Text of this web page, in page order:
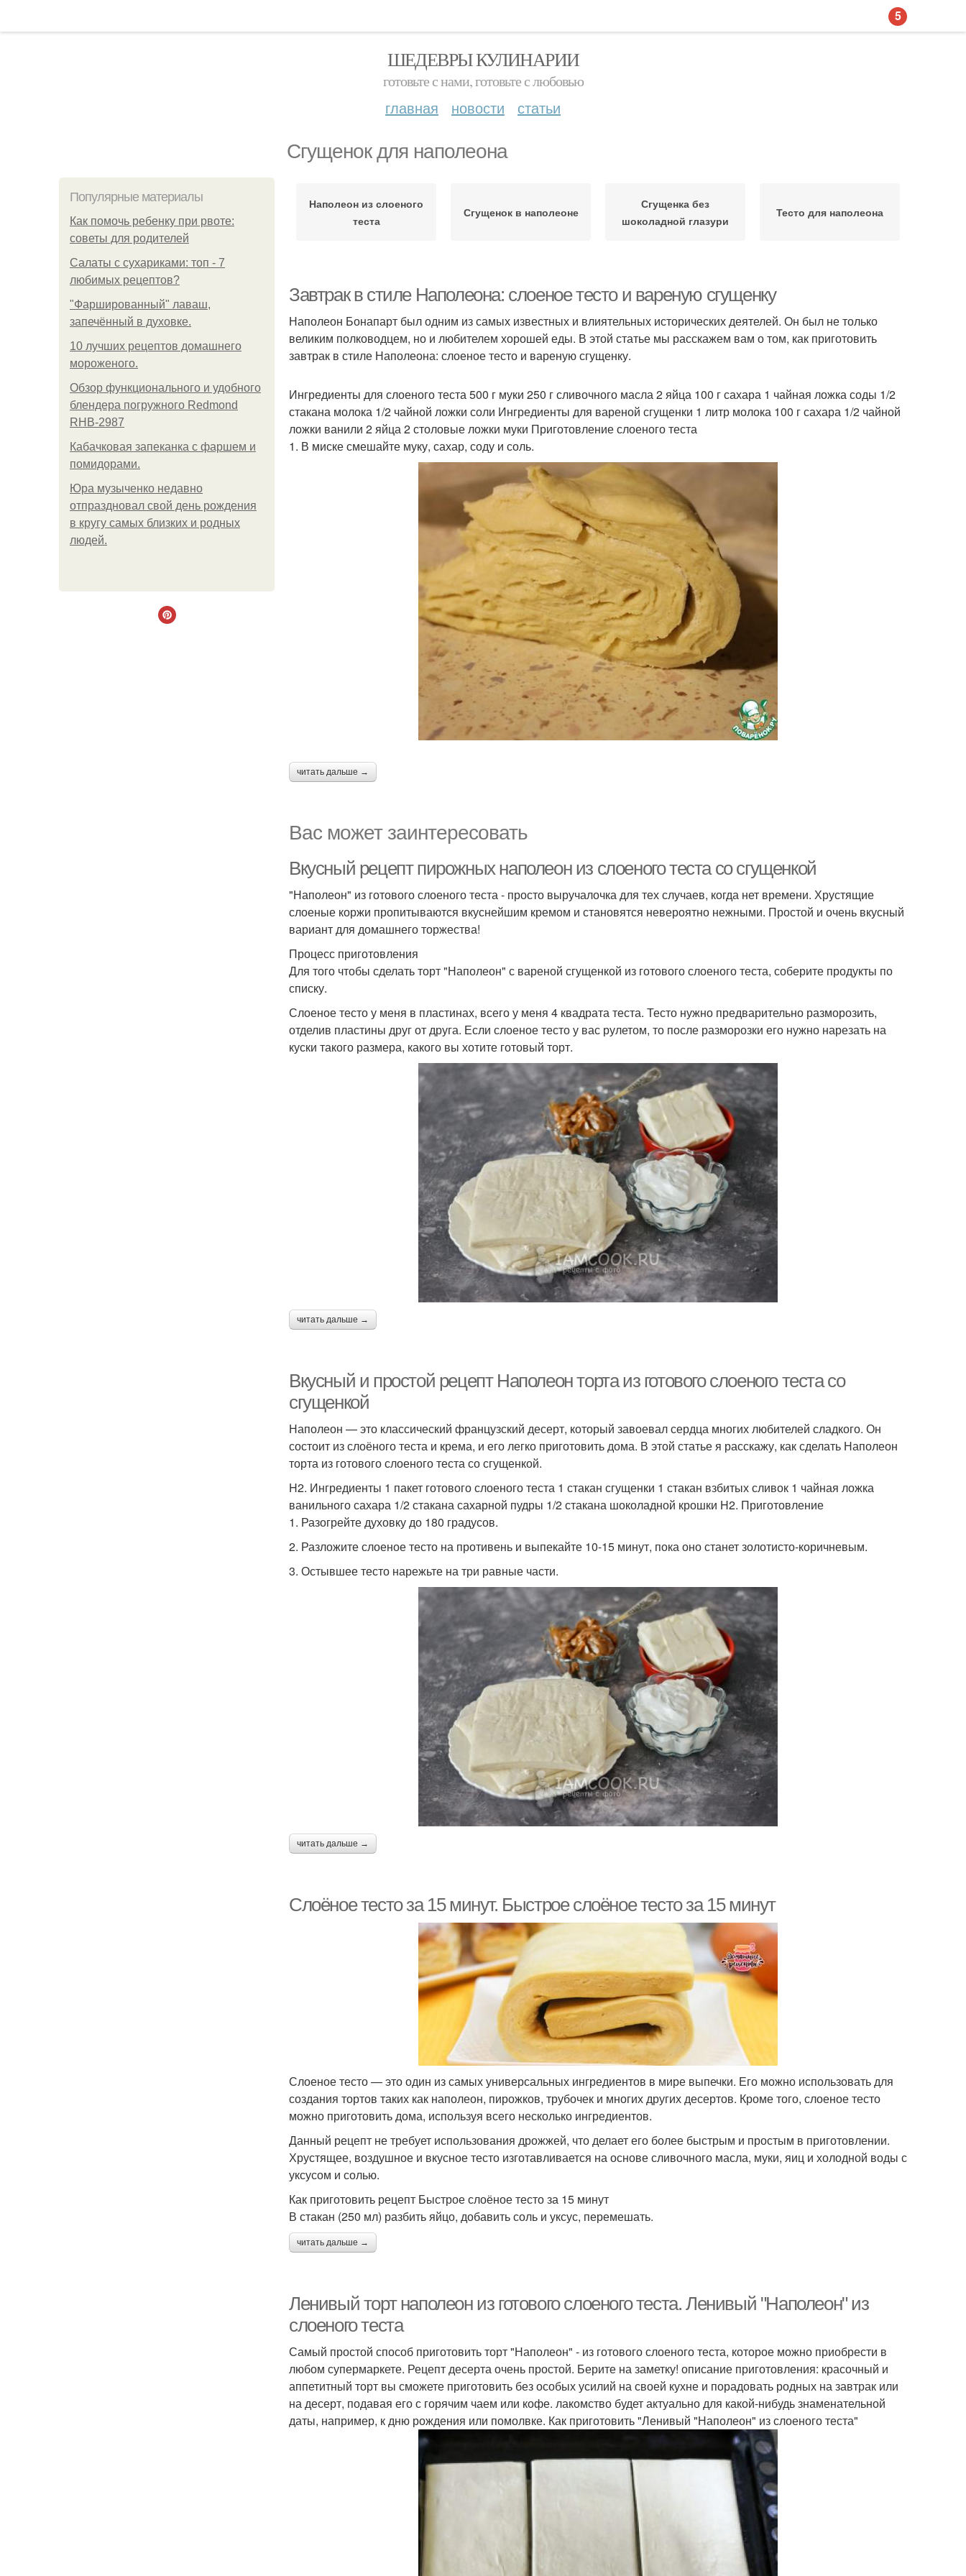
ШЕДЕВРЫ КУЛИНАРИИ
готовьте с нами, готовьте с любовью
главная новости статьи
Сгущенок для наполеона
Популярные материалы
Как помочь ребенку при рвоте:
советы для родителей
Салаты с сухариками: топ - 7
любимых рецептов?
"Фаршированный" лаваш,
запечённый в духовке.
10 лучших рецептов домашнего
мороженого.
Обзор функционального и удобного
блендера погружного Redmond
RHB-2987
Кабачковая запеканка с фаршем и
помидорами.
Юра музыченко недавно
отпраздновал свой день рождения
в кругу самых близких и родных
людей.
Наполеон из слоеного
теста
Сгущенок в наполеоне
Сгущенка без
шоколадной глазури
Тесто для наполеона
Завтрак в стиле Наполеона: слоеное тесто и вареную сгущенку
Наполеон Бонапарт был одним из самых известных и влиятельных исторических деятелей. Он был не только
великим полководцем, но и любителем хорошей еды. В этой статье мы расскажем вам о том, как приготовить
завтрак в стиле Наполеона: слоеное тесто и вареную сгущенку.
Ингредиенты для слоеного теста 500 г муки 250 г сливочного масла 2 яйца 100 г сахара 1 чайная ложка соды 1/2
стакана молока 1/2 чайной ложки соли Ингредиенты для вареной сгущенки 1 литр молока 100 г сахара 1/2 чайной
ложки ванили 2 яйца 2 столовые ложки муки Приготовление слоеного теста
1. В миске смешайте муку, сахар, соду и соль.
читать дальше →
Вас может заинтересовать
Вкусный рецепт пирожных наполеон из слоеного теста со сгущенкой
"Наполеон" из готового слоеного теста - просто выручалочка для тех случаев, когда нет времени. Хрустящие
слоеные коржи пропитываются вкуснейшим кремом и становятся невероятно нежными. Простой и очень вкусный
вариант для домашнего торжества!
Процесс приготовления
Для того чтобы сделать торт "Наполеон" с вареной сгущенкой из готового слоеного теста, соберите продукты по
списку.
Слоеное тесто у меня в пластинах, всего у меня 4 квадрата теста. Тесто нужно предварительно разморозить,
отделив пластины друг от друга. Если слоеное тесто у вас рулетом, то после разморозки его нужно нарезать на
куски такого размера, какого вы хотите готовый торт.
читать дальше →
Вкусный и простой рецепт Наполеон торта из готового слоеного теста со
сгущенкой
Наполеон — это классический французский десерт, который завоевал сердца многих любителей сладкого. Он
состоит из слоёного теста и крема, и его легко приготовить дома. В этой статье я расскажу, как сделать Наполеон
торта из готового слоеного теста со сгущенкой.
H2. Ингредиенты 1 пакет готового слоеного теста 1 стакан сгущенки 1 стакан взбитых сливок 1 чайная ложка
ванильного сахара 1/2 стакана сахарной пудры 1/2 стакана шоколадной крошки H2. Приготовление
1. Разогрейте духовку до 180 градусов.
2. Разложите слоеное тесто на противень и выпекайте 10-15 минут, пока оно станет золотисто-коричневым.
3. Остывшее тесто нарежьте на три равные части.
читать дальше →
Слоёное тесто за 15 минут. Быстрое слоёное тесто за 15 минут
Слоеное тесто — это один из самых универсальных ингредиентов в мире выпечки. Его можно использовать для
создания тортов таких как наполеон, пирожков, трубочек и многих других десертов. Кроме того, слоеное тесто
можно приготовить дома, используя всего несколько ингредиентов.
Данный рецепт не требует использования дрожжей, что делает его более быстрым и простым в приготовлении.
Хрустящее, воздушное и вкусное тесто изготавливается на основе сливочного масла, муки, яиц и холодной воды с
уксусом и солью.
Как приготовить рецепт Быстрое слоёное тесто за 15 минут
В стакан (250 мл) разбить яйцо, добавить соль и уксус, перемешать.
читать дальше →
Ленивый торт наполеон из готового слоеного теста. Ленивый "Наполеон" из
слоеного теста
Самый простой способ приготовить торт "Наполеон" - из готового слоеного теста, которое можно приобрести в
любом супермаркете. Рецепт десерта очень простой. Берите на заметку! описание приготовления: красочный и
аппетитный торт вы сможете приготовить без особых усилий на своей кухне и порадовать родных на завтрак или
на десерт, подавая его с горячим чаем или кофе. лакомство будет актуально для какой-нибудь знаменательной
даты, например, к дню рождения или помолвке. Как приготовить "Ленивый "Наполеон" из слоеного теста"
5